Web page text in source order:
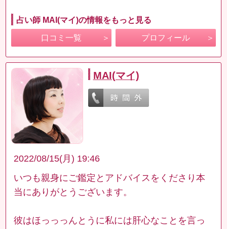
占い師 MAI(マイ)の情報をもっと見る
口コミ一覧 プロフィール
MAI(マイ)
2022/08/15(月) 19:46
いつも親身にご鑑定とアドバイスをくださり本
当にありがとうございます。
彼はほっっっんとうに私には肝心なことを言っ